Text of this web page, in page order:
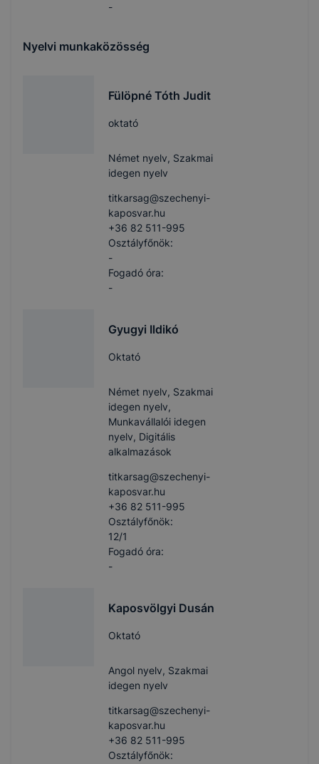
-
Nyelvi munkaközösség
Fülöpné Tóth Judit
oktató
Német nyelv, Szakmai
idegen nyelv
titkarsag​@szechenyi-
kaposvar.hu
+36 82 511-995
Osztályfőnök:
-
Fogadó óra:
-
Gyugyi Ildikó
Oktató
Német nyelv, Szakmai
idegen nyelv,
Munkavállalói idegen
nyelv, Digitális
alkalmazások
titkarsag​@szechenyi-
kaposvar.hu
+36 82 511-995
Osztályfőnök:
12/1
Fogadó óra:
-
Kaposvölgyi Dusán
Oktató
Angol nyelv, Szakmai
idegen nyelv
titkarsag​@szechenyi-
kaposvar.hu
+36 82 511-995
Osztályfőnök: